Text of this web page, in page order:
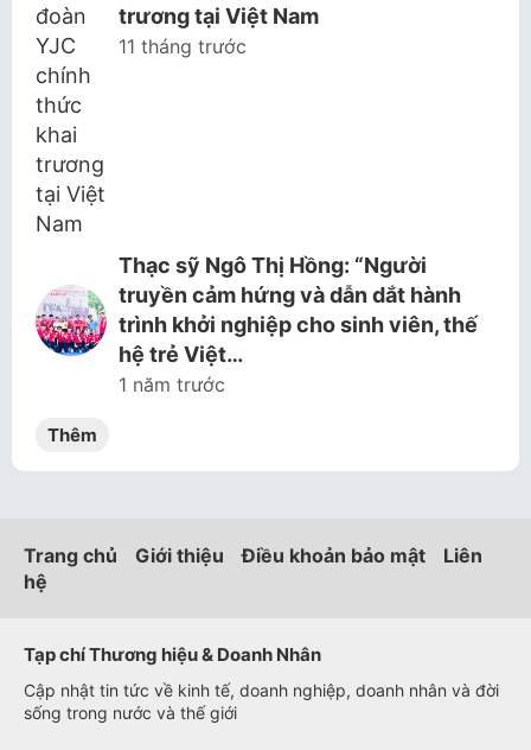
trương tại Việt Nam
11 tháng trước
Thạc sỹ Ngô Thị Hồng: “Người
truyền cảm hứng và dẫn dắt hành
trình khởi nghiệp cho sinh viên, thế
hệ trẻ Việt…
1 năm trước
Thêm
Trang chủ Giới thiệu Điều khoản bảo mật
Liên
hệ
Tạp chí Thương hiệu & Doanh Nhân
Cập nhật tin tức về kinh tế, doanh nghiệp, doanh nhân và đời
sống trong nước và thế giới